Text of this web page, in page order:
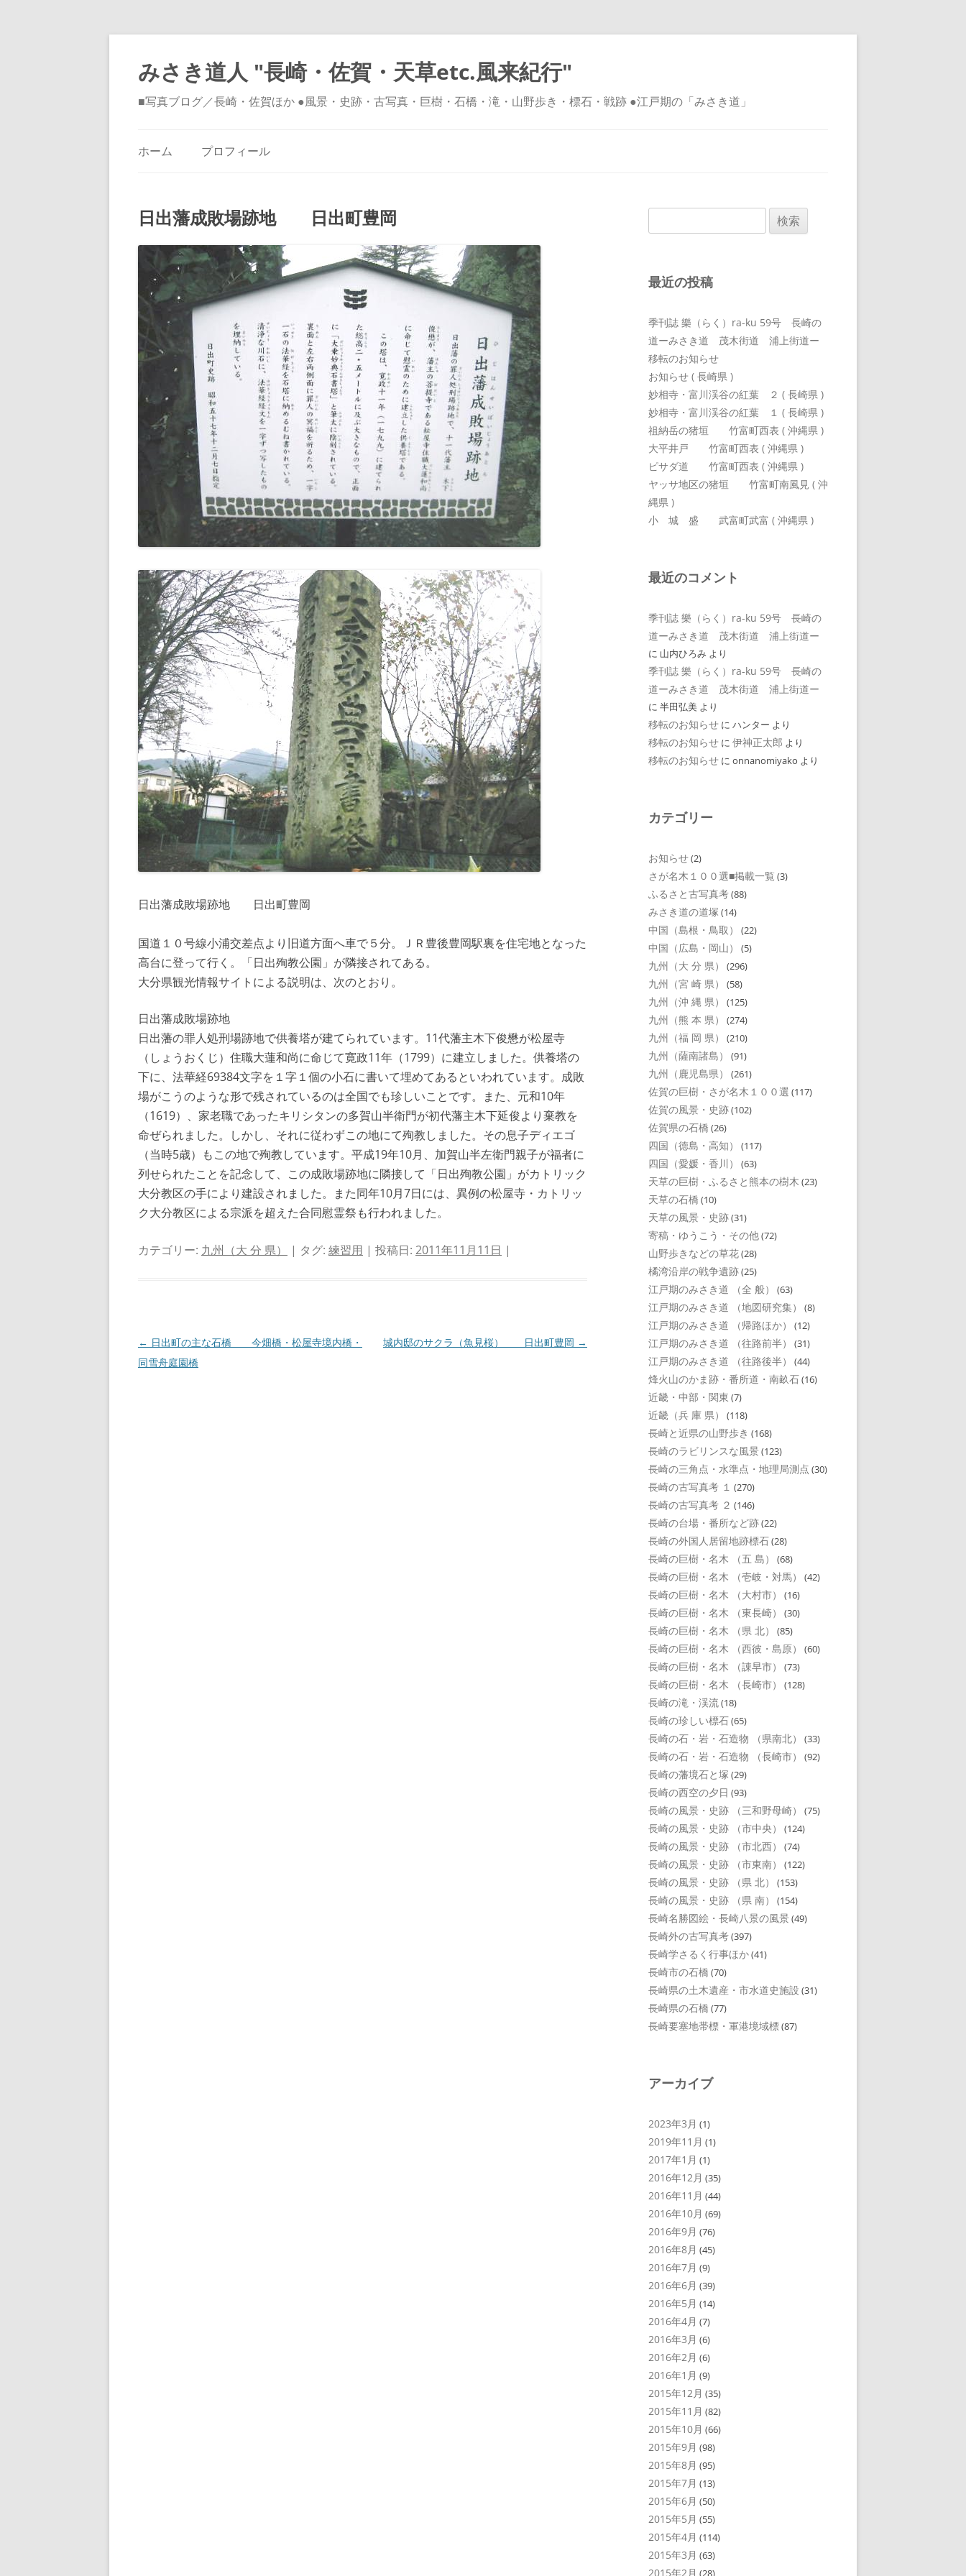
みさき道人 "長崎・佐賀・天草etc.風来紀行"
■写真ブログ／長崎・佐賀ほか ●風景・史跡・古写真・巨樹・石橋・滝・山野歩き・標石・戦跡 ●江戸期の「みさき道」
ホーム プロフィール
日出藩成敗場跡地 日出町豊岡
日出藩成敗場跡地 日出町豊岡
国道１０号線小浦交差点より旧道方面へ車で５分。ＪＲ豊後豊岡駅裏を住宅地となった
高台に登って行く。「日出殉教公園」が隣接されてある。
大分県観光情報サイトによる説明は、次のとおり。
日出藩成敗場跡地
日出藩の罪人処刑場跡地で供養塔が建てられています。11代藩主木下俊懋が松屋寺
（しょうおくじ）住職大蓮和尚に命じて寛政11年（1799）に建立しました。供養塔の
下に、法華経69384文字を１字１個の小石に書いて埋めてあるといわれています。成敗
場がこうのような形で残されているのは全国でも珍しいことです。また、元和10年
（1619）、家老職であったキリシタンの多賀山半衛門が初代藩主木下延俊より棄教を
命ぜられました。しかし、それに従わずこの地にて殉教しました。その息子ディエゴ
（当時5歳）もこの地で殉教しています。平成19年10月、加賀山半左衛門親子が福者に
列せられたことを記念して、この成敗場跡地に隣接して「日出殉教公園」がカトリック
大分教区の手により建設されました。また同年10月7日には、異例の松屋寺・カトリッ
ク大分教区による宗派を超えた合同慰霊祭も行われました。
カテゴリー: 九州（大 分 県） | タグ: 練習用 | 投稿日: 2011年11月11日 |
投
稿
← 日出町の主な石橋 今畑橋・松屋寺境内橋・
同雪舟庭園橋
城内邸のサクラ（魚見桜） 日出町豊岡 →
索:
最近の投稿
季刊誌 樂（らく）ra-ku 59号 長崎の
道ーみさき道 茂木街道 浦上街道ー
移転のお知らせ
お知らせ ( 長崎県 )
妙相寺・富川渓谷の紅葉 ２ ( 長崎県 )
妙相寺・富川渓谷の紅葉 １ ( 長崎県 )
祖納岳の猪垣 竹富町西表 ( 沖縄県 )
大平井戸 竹富町西表 ( 沖縄県 )
ピサダ道 竹富町西表 ( 沖縄県 )
ヤッサ地区の猪垣 竹富町南風見 ( 沖
縄県 )
小 城 盛 武富町武富 ( 沖縄県 )
最近のコメント
季刊誌 樂（らく）ra-ku 59号 長崎の
道ーみさき道 茂木街道 浦上街道ー
に 山内ひろみ より
季刊誌 樂（らく）ra-ku 59号 長崎の
道ーみさき道 茂木街道 浦上街道ー
に 半田弘美 より
移転のお知らせ に ハンター より
移転のお知らせ に 伊神正太郎 より
移転のお知らせ に onnanomiyako より
カテゴリー
お知らせ(2)
さが名木１００選■掲載一覧 (3)
ふるさと古写真考(88)
みさき道の道塚 (14)
中国（島根・鳥取） (22)
中国（広島・岡山） (5)
九州（大 分 県） (296)
九州（宮 崎 県） (58)
九州（沖 縄 県） (125)
九州（熊 本 県） (274)
九州（福 岡 県） (210)
九州（薩南諸島） (91)
九州（鹿児島県） (261)
佐賀の巨樹・さが名木１００選 (117)
佐賀の風景・史跡(102)
佐賀県の石橋 (26)
四国（徳島・高知） (117)
四国（愛媛・香川） (63)
天草の巨樹・ふるさと熊本の樹木 (23)
天草の石橋 (10)
天草の風景・史跡(31)
寄稿・ゆうこう・その他(72)
山野歩きなどの草花(28)
橘湾沿岸の戦争遺跡(25)
江戸期のみさき道 （全 般） (63)
江戸期のみさき道 （地図研究集） (8)
江戸期のみさき道 （帰路ほか） (12)
江戸期のみさき道 （往路前半） (31)
江戸期のみさき道 （往路後半） (44)
烽火山のかま跡・番所道・南畝石(16)
近畿・中部・関東 (7)
近畿（兵 庫 県） (118)
長崎と近県の山野歩き (168)
長崎のラビリンスな風景 (123)
長崎の三角点・水準点・地理局測点 (30)
長崎の古写真考 １ (270)
長崎の古写真考 ２ (146)
長崎の台場・番所など跡(22)
長崎の外国人居留地跡標石(28)
長崎の巨樹・名木 （五 島） (68)
長崎の巨樹・名木 （壱岐・対馬） (42)
長崎の巨樹・名木 （大村市） (16)
長崎の巨樹・名木 （東長崎） (30)
長崎の巨樹・名木 （県 北） (85)
長崎の巨樹・名木 （西彼・島原） (60)
長崎の巨樹・名木 （諌早市） (73)
長崎の巨樹・名木 （長崎市） (128)
長崎の滝・渓流(18)
長崎の珍しい標石(65)
長崎の石・岩・石造物 （県南北） (33)
長崎の石・岩・石造物 （長崎市） (92)
長崎の藩境石と塚 (29)
長崎の西空の夕日 (93)
長崎の風景・史跡 （三和野母崎） (75)
長崎の風景・史跡 （市中央） (124)
長崎の風景・史跡 （市北西） (74)
長崎の風景・史跡 （市東南） (122)
長崎の風景・史跡 （県 北） (153)
長崎の風景・史跡 （県 南） (154)
長崎名勝図絵・長崎八景の風景 (49)
長崎外の古写真考(397)
長崎学さるく行事ほか(41)
長崎市の石橋 (70)
長崎県の土木遺産・市水道史施設 (31)
長崎県の石橋 (77)
長崎要塞地帯標・軍港境域標(87)
アーカイブ
2023年3月 (1)
2019年11月 (1)
2017年1月 (1)
2016年12月 (35)
2016年11月 (44)
2016年10月 (69)
2016年9月 (76)
2016年8月 (45)
2016年7月 (9)
2016年6月 (39)
2016年5月 (14)
2016年4月 (7)
2016年3月 (6)
2016年2月 (6)
2016年1月 (9)
2015年12月 (35)
2015年11月 (82)
2015年10月 (66)
2015年9月 (98)
2015年8月 (95)
2015年7月 (13)
2015年6月 (50)
2015年5月 (55)
2015年4月 (114)
2015年3月 (63)
2015年2月 (28)